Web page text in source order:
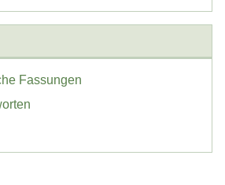
Fassungen